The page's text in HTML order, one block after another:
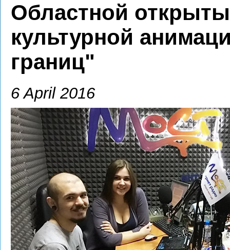
Областной
культурной
границ"
6 April 2016